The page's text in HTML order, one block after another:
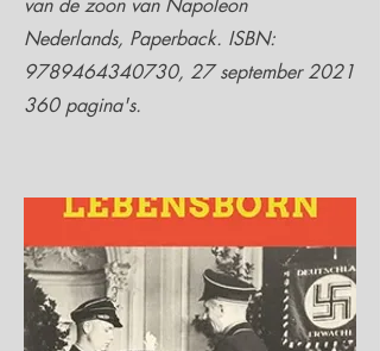
van de zoon van Napoleon
Nederlands, Paperback. ISBN:
9789464340730, 27 september2021
360pagina's.